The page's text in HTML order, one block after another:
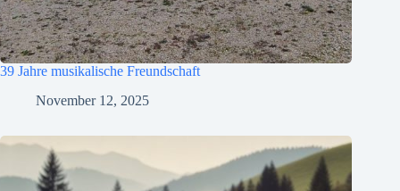
39 Jahre musikalische Freundschaft
November 12, 2025